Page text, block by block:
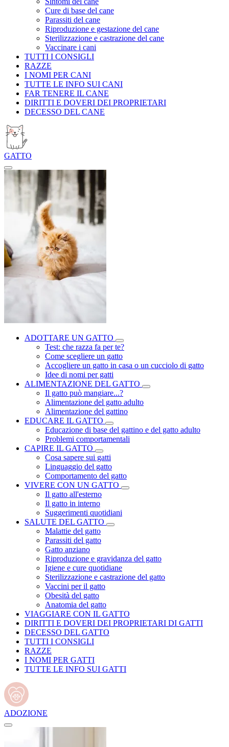
Cure di base del cane
Parassiti del cane
Riproduzione e gestazione del cane
Sterilizzazione e castrazione del cane
Vaccinare i cani
TUTTI I CONSIGLI
RAZZE
I NOMI PER CANI
TUTTE LE INFO SUI CANI
FAR TENERE IL CANE
DIRITTI E DOVERI DEI PROPRIETARI
DECESSO DEL CANE
GATTO
ADOTTARE UN GATTO
Test: che razza fa per te?
Come scegliere un gatto
Accogliere un gatto in casa o un cucciolo di gatto
Idee di nomi per gatti
ALIMENTAZIONE DEL GATTO
Il gatto può mangiare...?
Alimentazione del gatto adulto
Alimentazione del gattino
EDUCARE IL GATTO
Educazione di base del gattino e del gatto adulto
Problemi comportamentali
CAPIRE IL GATTO
Cosa sapere sui gatti
Linguaggio del gatto
Comportamento del gatto
VIVERE CON UN GATTO
Il gatto all'esterno
Il gatto in interno
Suggerimenti quotidiani
SALUTE DEL GATTO
Malattie del gatto
Parassiti del gatto
Gatto anziano
Riproduzione e gravidanza del gatto
Igiene e cure quotidiane
Sterilizzazione e castrazione del gatto
Vaccini per il gatto
Obesità del gatto
Anatomia del gatto
VIAGGIARE CON IL GATTO
DIRITTI E DOVERI DEI PROPRIETARI DI GATTI
DECESSO DEL GATTO
TUTTI I CONSIGLI
RAZZE
I NOMI PER GATTI
TUTTE LE INFO SUI GATTI
ADOZIONE